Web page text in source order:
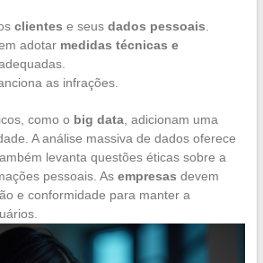
clientes e seus dados pessoais
adotar medidas técnicas e
as infrações.
como o big data, adicionam uma
A análise massiva de dados oferece
levanta questões éticas sobre a
pessoais. As empresas devem
e conformidade para manter a